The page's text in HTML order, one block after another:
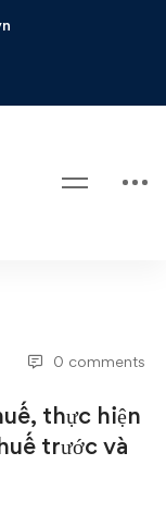
tra thuế
0 comments
thực hiện
trước và